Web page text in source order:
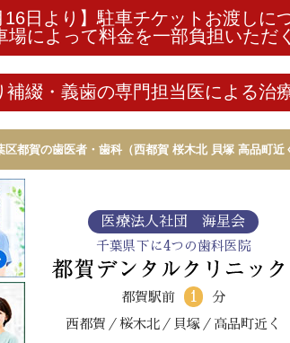
16日より】駐車チケットお渡しに
によって料金を一部負担いただ
補綴・義歯の専門担当医による治
都賀の歯医者・歯科（西都賀 桜木北 貝塚 高品町近
医療法人社団 海星会
千葉県下に4つの歯科医院
都賀駅前 1
分
西都賀／桜木北／貝塚／高品町近く